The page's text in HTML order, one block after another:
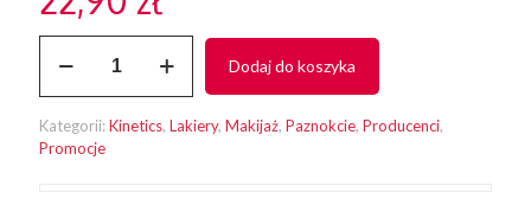
Lakier
paznokci
Kinetics
Dodaj do koszyka
Kategorii:Kinetics, Lakiery, Makijaż, Paznokcie, Producenci,
Promocje